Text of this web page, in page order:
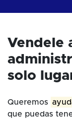
Vendele
solo
Queremos
que puedas